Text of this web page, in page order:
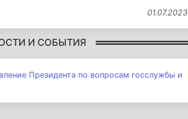
01.07.2023
И СОБЫТИЯ
Президента по вопросам госслужбы и